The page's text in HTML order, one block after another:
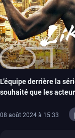
L’équipe derrière la
souhaité que les
08 août 2024 à 15:33